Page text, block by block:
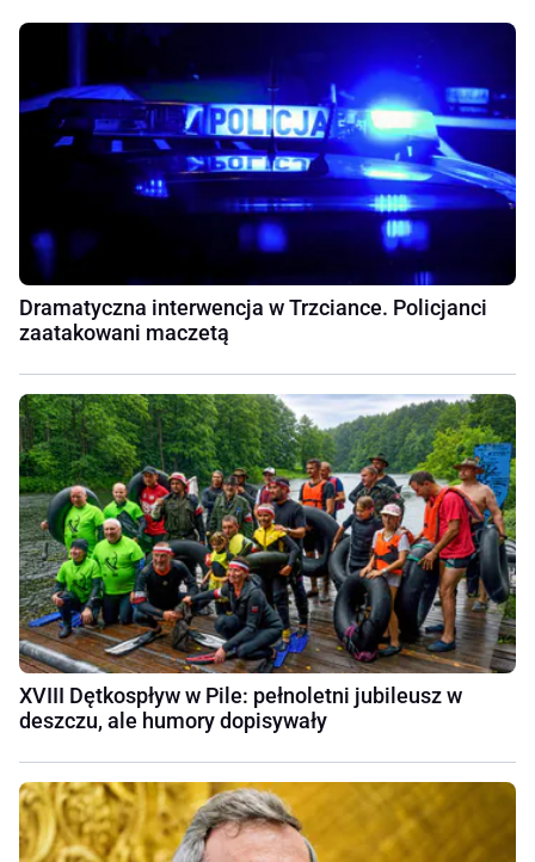
Dramatyczna interwencja w Trzciance. Policjanci
zaatakowani maczetą
XVIII Dętkospływ w Pile: pełnoletni jubileusz w
deszczu, ale humory dopisywały